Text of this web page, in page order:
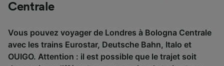
Centrale
Vous pouvez voyager de Londres à Bologna Centrale
avec les trains Eurostar, Deutsche Bahn, Italo et
OUIGO. Attention : il est possible que le trajet soit